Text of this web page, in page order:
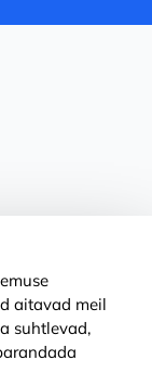
aitavad meil
suhtlevad,